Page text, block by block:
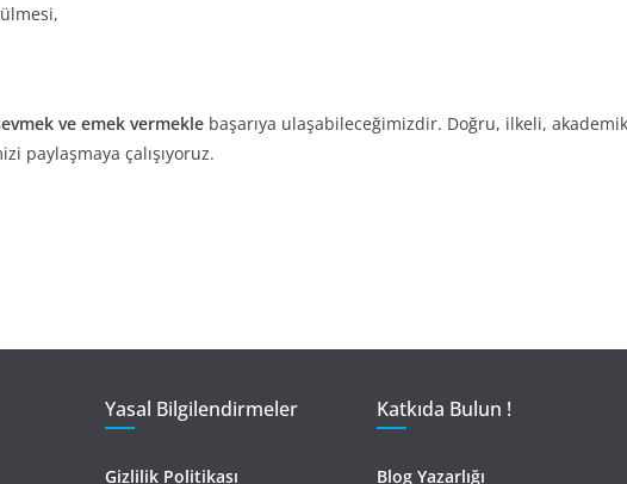
ve emek vermekle başarıya ulaşabileceğimizdir. Doğru, ilkeli,
paylaşmaya çalışıyoruz.
Yasal Bilgilendirmeler
Gizlilik Politikası
Katkıda Bulun !
Blog Yazarlığı